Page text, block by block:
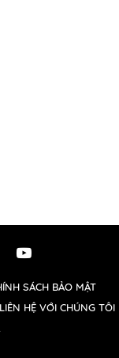
SÁCH BẢO MẬT
HỆ VỚI CHÚNG TÔI